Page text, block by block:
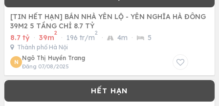
[TIN HẾT HẠN] BÁN NHÀ YÊN LỘ - YÊN NGHĨA HÀ ĐÔNG
39M2 5 TẦNG CHỈ 8.7 TỶ
8.7 tỷ · 39m
2
· 196 tr/m
2
· 4m · 5
Thành phố Hà Nội
N
Ngô Thị Huyền Trang
Đăng 07/08/2025